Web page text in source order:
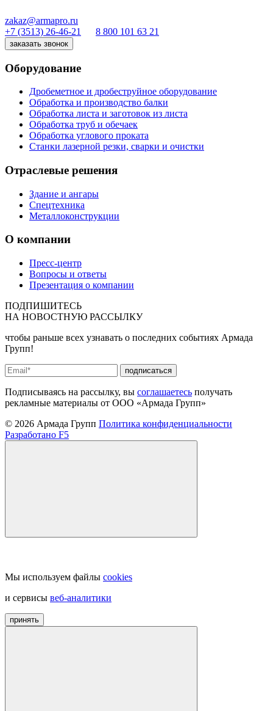
zakaz@armapro.ru
+7 (3513) 26-46-21
8 800 101 63 21
заказать звонок
Оборудование
Дробеметное и дробеструйное оборудование
Обработка и производство балки
Обработка листа и заготовок из листа
Обработка труб и обечаек
Обработка углового проката
Станки лазерной резки, сварки и очистки
Отраслевые решения
Здание и ангары
Спецтехника
Металлоконструкции
О компании
Пресс-центр
Вопросы и ответы
Презентация о компании
ПОДПИШИТЕСЬ
НА НОВОСТНУЮ РАССЫЛКУ
чтобы раньше всех узнавать о последних событиях Армада
Групп!
подписаться
Подписываясь на рассылку, вы соглашаетесь получать
рекламные материалы от ООО «Армада Групп»
© 2026 Армада Групп Политика конфиденциальности
Разработано F5
Мы используем файлы cookies
и сервисы веб-аналитики
принять